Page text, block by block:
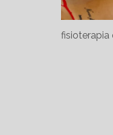
fisioterapia